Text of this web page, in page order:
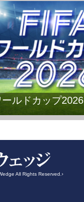
ールドカップ2026
All Rights Reserved.›